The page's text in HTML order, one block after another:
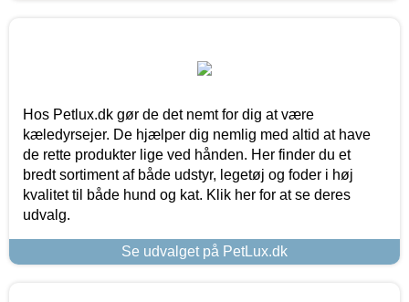
Hos Petlux.dk gør de det nemt for dig at være
kæledyrsejer. De hjælper dig nemlig med altid at have
de rette produkter lige ved hånden. Her finder du et
bredt sortiment af både udstyr, legetøj og foder i høj
kvalitet til både hund og kat. Klik her for at se deres
udvalg.
Se udvalget på PetLux.dk